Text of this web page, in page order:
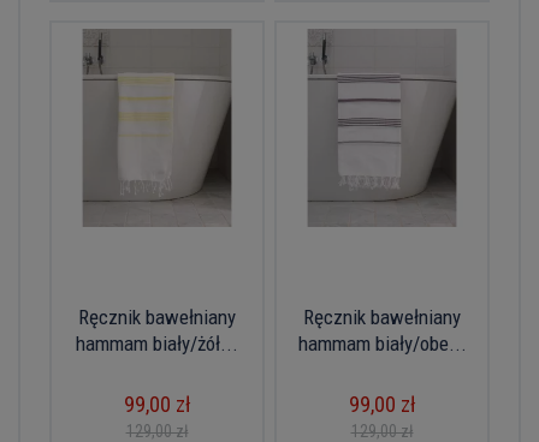
Ręcznik bawełniany
hammam biały/żół...
99,00 zł
129,00 zł
Ręcznik bawełniany
hammam biały/obe...
99,00 zł
129,00 zł